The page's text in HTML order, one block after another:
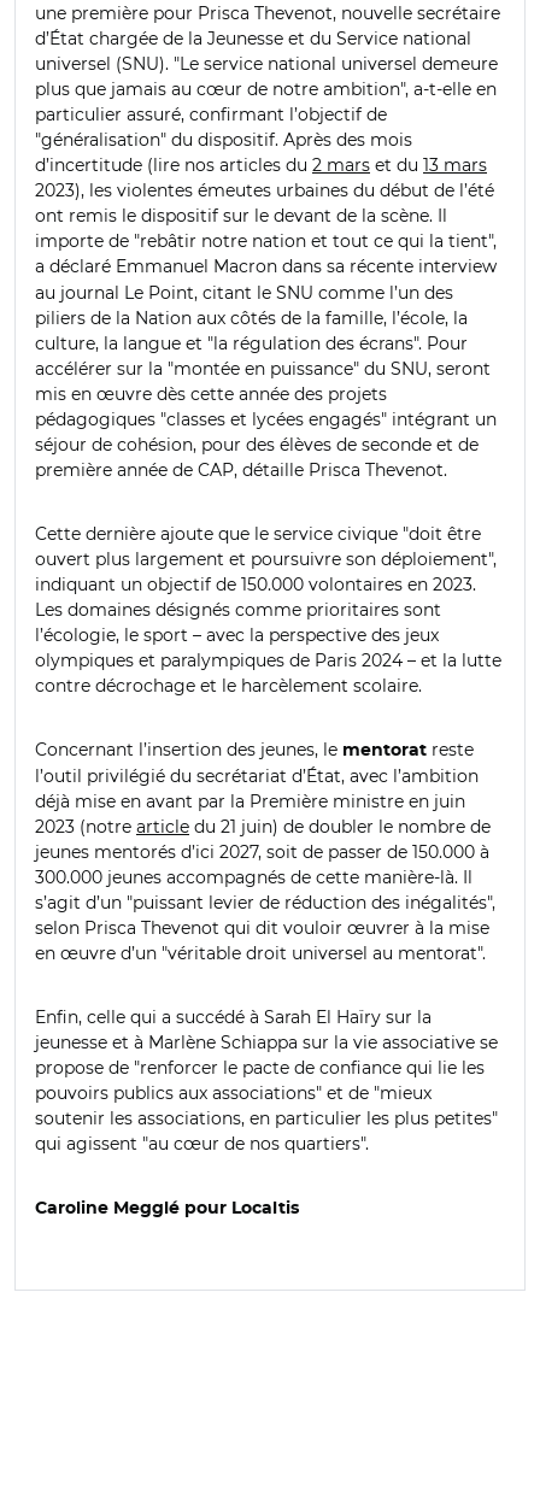
une première pour Prisca Thevenot, nouvelle secrétaire
d’État chargée de la Jeunesse et du Service national
universel (SNU). "Le service national universel demeure
plus que jamais au cœur de notre ambition", a-t-elle en
particulier assuré, confirmant l’objectif de
"généralisation" du dispositif. Après des mois
d’incertitude (lire nos articles du 2 mars et du 13 mars
2023), les violentes émeutes urbaines du début de l’été
ont remis le dispositif sur le devant de la scène. Il
importe de "rebâtir notre nation et tout ce qui la tient",
a déclaré Emmanuel Macron dans sa récente interview
au journal Le Point, citant le SNU comme l’un des
piliers de la Nation aux côtés de la famille, l’école, la
culture, la langue et "la régulation des écrans". Pour
accélérer sur la "montée en puissance" du SNU, seront
mis en œuvre dès cette année des projets
pédagogiques "classes et lycées engagés" intégrant un
séjour de cohésion, pour des élèves de seconde et de
première année de CAP, détaille Prisca Thevenot.
Cette dernière ajoute que le service civique "doit être
ouvert plus largement et poursuivre son déploiement",
indiquant un objectif de 150.000 volontaires en 2023.
Les domaines désignés comme prioritaires sont
l’écologie, le sport – avec la perspective des jeux
olympiques et paralympiques de Paris 2024 – et la lutte
contre décrochage et le harcèlement scolaire.
Concernant l’insertion des jeunes, le mentorat reste
l’outil privilégié du secrétariat d’État, avec l’ambition
déjà mise en avant par la Première ministre en juin
2023 (notre article du 21 juin) de doubler le nombre de
jeunes mentorés d’ici 2027, soit de passer de 150.000 à
300.000 jeunes accompagnés de cette manière-là. Il
s’agit d’un "puissant levier de réduction des inégalités",
selon Prisca Thevenot qui dit vouloir œuvrer à la mise
en œuvre d’un "véritable droit universel au mentorat".
Enfin, celle qui a succédé à Sarah El Haïry sur la
jeunesse et à Marlène Schiappa sur la vie associative se
propose de "renforcer le pacte de confiance qui lie les
pouvoirs publics aux associations" et de "mieux
soutenir les associations, en particulier les plus petites"
qui agissent "au cœur de nos quartiers".
Caroline Megglé pour Localtis